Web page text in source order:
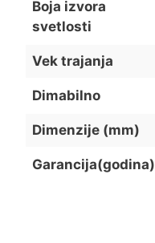
Boja izvora
svetlosti
Vek trajanja
Dimabilno
Dimenzije (mm)
Garancija(godina)